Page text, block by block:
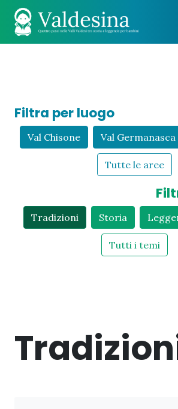
Filtra per luogo
Val Chisone Val Germanasca
Tutte le aree
Tradizioni Storia
Tutti i temi